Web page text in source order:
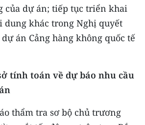
của dự án; tiếp tục triển khai
dung khác trong Nghị quyết
án Cảng hàng không quốc tế
tính toán về dự báo nhu cầu
thẩm tra sơ bộ chủ trương